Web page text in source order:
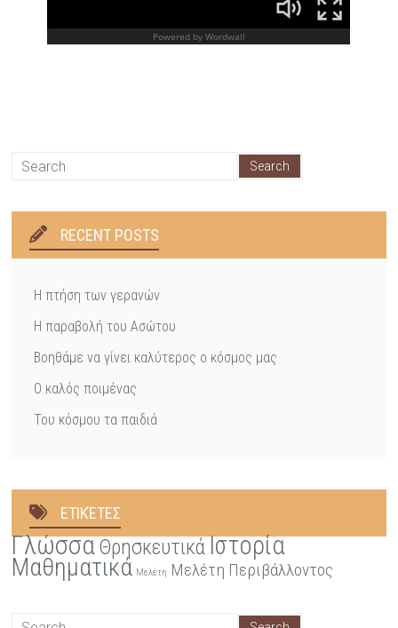
RECENT POSTS
Η πτήση των γερανών
Η παραβολή του Ασώτου
Βοηθάμε να γίνει καλύτερος ο κόσμος μας
Ο καλός ποιμένας
Του κόσμου τα παιδιά
ΕΤΙΚΈΤΕΣ
ΓλώσσαΘρησκευτικάΙστορία
Μαθηματικά Μελέτη Μελέτη Περιβάλλοντος